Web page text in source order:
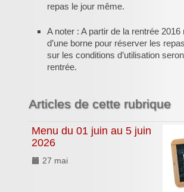
repas le jour même.
A noter : A partir de la rentrée
d’une borne pour réserver les
sur les conditions d’utilisation
rentrée.
Articles de cette rubrique
Menu du 01 juin au 5 juin
2026
27 mai